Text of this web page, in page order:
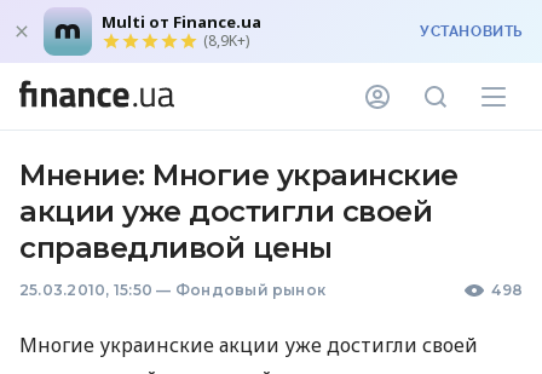
Multi от Finance.ua
(8,9K+) УСТАНОВИТЬ
Мнение: Многие украинские
акции уже достигли своей
справедливой цены
25.03.2010, 15:50 — Фондовый рынок 498
Многие украинские акции уже достигли своей